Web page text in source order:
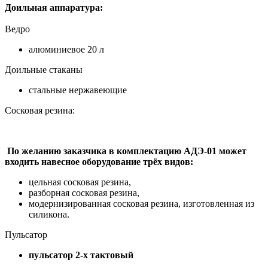
Доильная аппаратура:
Ведро
алюминиевое 20 л
Доильные стаканы
стальные нержавеющие
Сосковая резина:
По желанию заказчика в комплектацию АДЭ-01 может
входить навесное оборудование трёх видов:
цельная сосковая резина,
разборная сосковая резина,
модернизированная сосковая резина, изготовленная из
силикона.
Пульсатор
пульсатор 2-х тактовый